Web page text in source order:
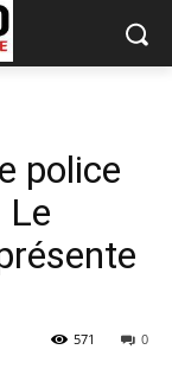
police
0
571